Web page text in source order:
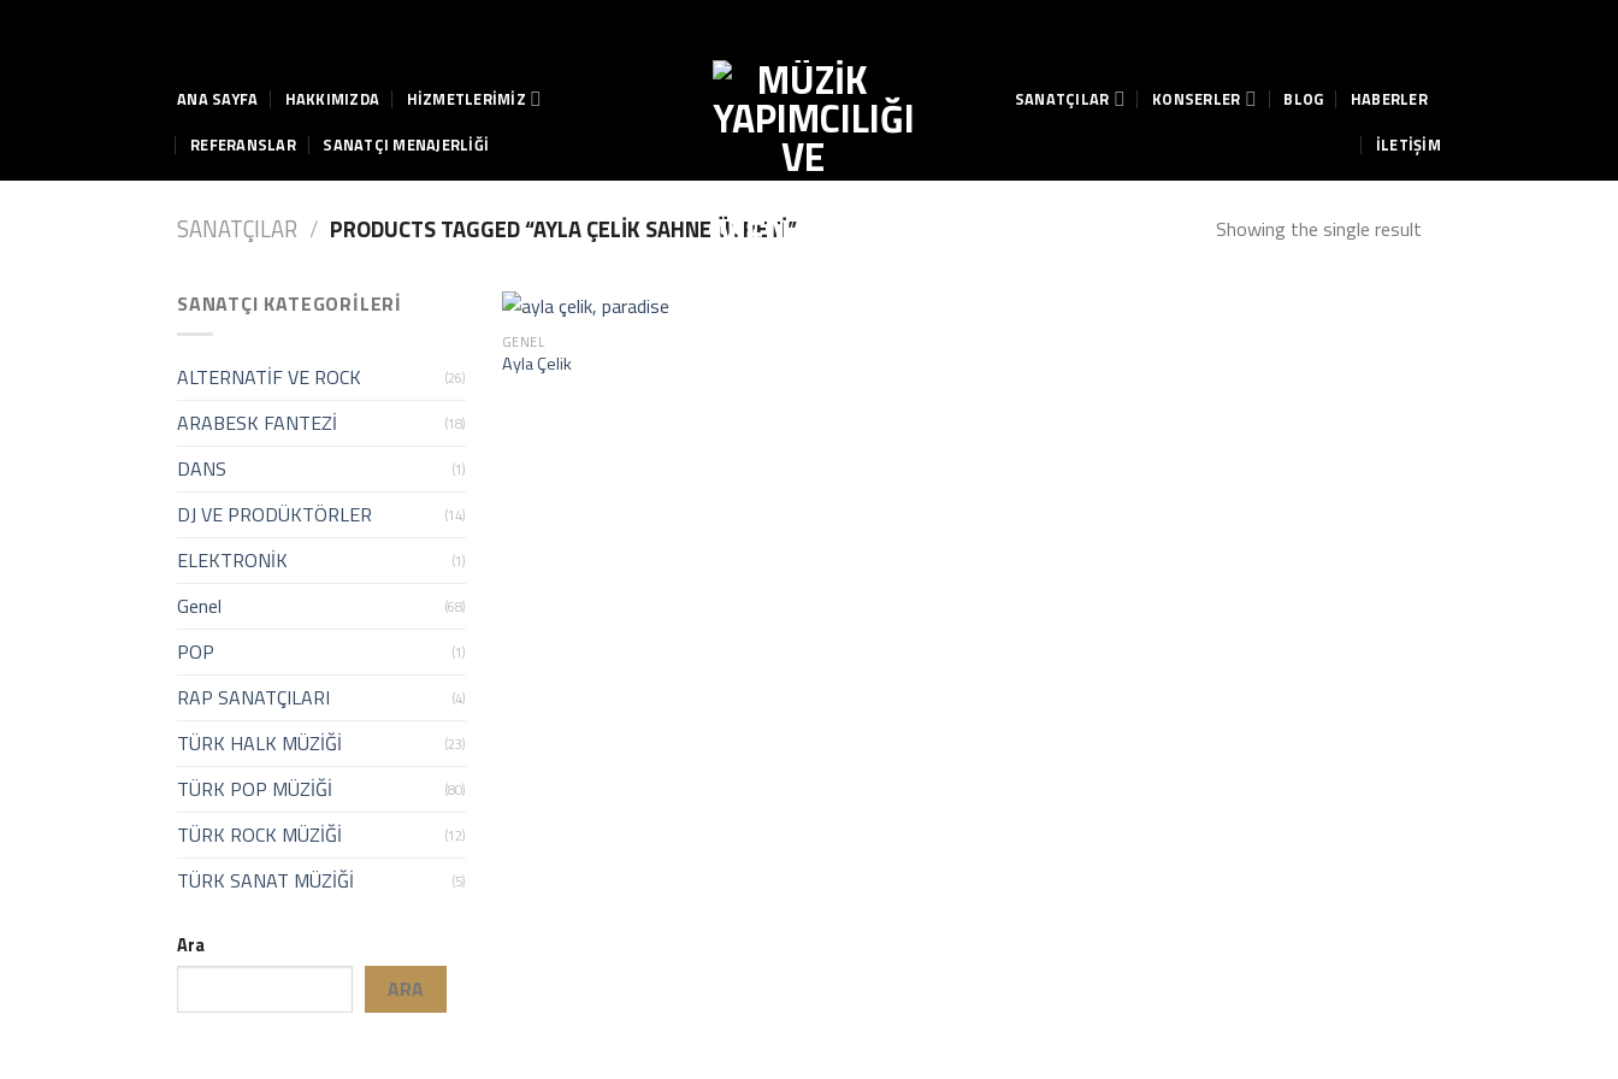
ANA SAYFA HAKKIMIZDA
HİZMETLERİMİZ
REFERANSLAR
SANATÇI MENAJERLİĞİ
SANATÇILAR KONSERLER BLOG
HABERLER
İLETİŞİM
SANATÇILAR / PRODUCTS TAGGED “AYLA ÇELIK SAHNE ÜCRETI” Showing the single result
SANATÇI KATEGORILERI
ALTERNATİF VE ROCK (26)
ARABESK FANTEZİ (18)
DANS (1)
DJ VE PRODÜKTÖRLER (14)
ELEKTRONİK (1)
Genel (68)
POP (1)
RAP SANATÇILARI (4)
TÜRK HALK MÜZİĞİ (23)
TÜRK POP MÜZİĞİ (80)
TÜRK ROCK MÜZİĞİ (12)
TÜRK SANAT MÜZİĞİ (5)
Ara
ARA
GENEL
Ayla Çelik